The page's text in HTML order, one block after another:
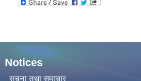
Notices
सूचना तथा समाचार